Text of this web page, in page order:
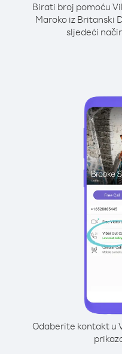
Birati broj pomoću
Maroko iz Britanski
sljedeći
Odaberite kontakt u